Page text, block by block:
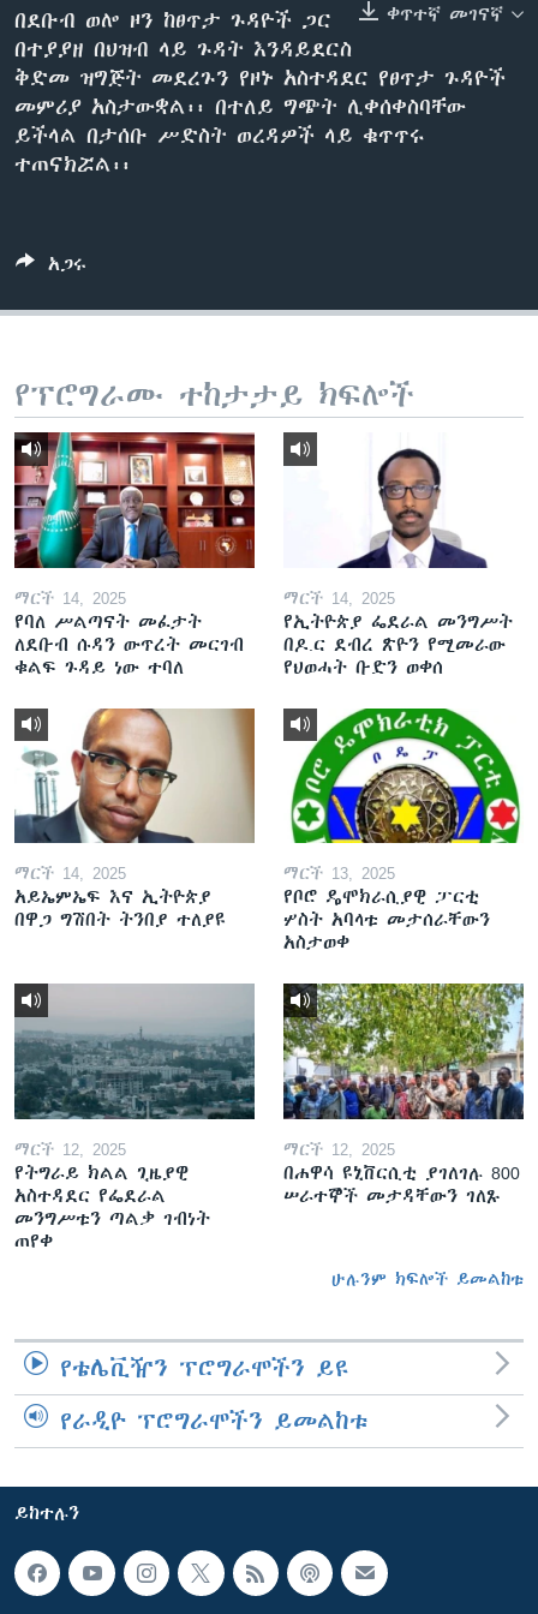
ቋንቋዎች
ቀጥተኛ መገናኛ
በደቡብ ወሎ ዞን ከፀጥታ ጉዳዮች ጋር
በተያያዘ በህዝብ ላይ ጉዳት እንዳይደርስ
ቅድመ ዝግጅት መደረጉን የዞኑ አስተዳደር የፀጥታ ጉዳዮች
መምሪያ አስታውቋል፡፡ በተለይ ግጭት ሊቀሰቀስባቸው
ይችላል በታሰቡ ሥድስት ወረዳዎች ላይ ቁጥጥሩ
ተጠናክሯል፡፡
አጋሩ
የፕሮግራሙ ተከታታይ ክፍሎች
ማርች 14, 2025
የባለ ሥልጣናት መፈታት
ለደቡብ ሱዳን ውጥረት መርገብ
ቁልፍ ጉዳይ ነው ተባለ
ማርች 14, 2025
የኢትዮጵያ ፌደራል መንግሥት
በዶ.ር ደብረ ጽዮን የሚመራው
የህወሓት ቡድን ወቀሰ
ማርች 14, 2025
አይኤምኤፍ እና ኢትዮጵያ
በዋጋ ግሽበት ትንበያ ተለያዩ
ማርች 13, 2025
የቦሮ ዴሞክራሲያዊ ፓርቲ
ሦስት አባላቱ መታሰራቸውን
አስታወቀ
ማርች 12, 2025
የትግራይ ክልል ጊዜያዊ
አስተዳደር የፌደራል
መንግሥቱን ጣልቃ ገብነት
ጠየቀ
ማርች 12, 2025
በሐዋሳ ዩኒቨርሲቲ ያገለገሉ 800
ሠራተኞች መታዳቸውን ገለጹ
ሁሉንም ክፍሎች ይመልከቱ
የቴሌቪዥን ፕሮግራሞችን ይዩ
የራዲዮ ፕሮግራሞችን ይመልከቱ
ይከተሉን